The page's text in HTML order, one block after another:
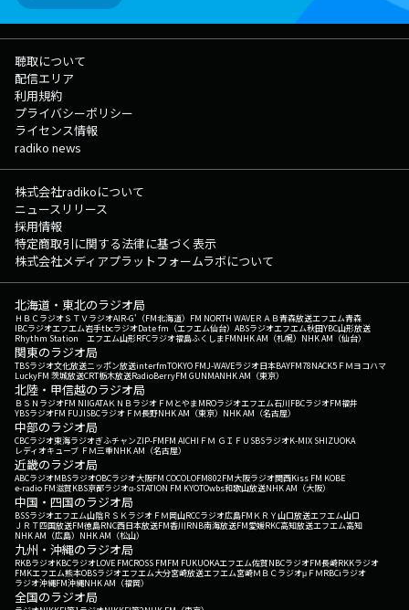
聴取について
配信エリア
利用規約
プライバシーポリシー
ライセンス情報
radiko news
株式会社radikoについて
ニュースリリース
採用情報
特定商取引に関する法律に基づく表示
株式会社メディアプラットフォームラボについて
北海道・東北のラジオ局
ＨＢＣラジオＳＴＶラジオAIR-G'（FM北海道） FM NORTH WAVEＲＡＢ青森放送エフエム青森
IBCラジオエフエム岩手tbcラジオDate fm（エフエム仙台） ABSラジオエフエム秋田YBC山形放送
Rhythm Station エフエム山形RFCラジオ福島ふくしまFMNHK AM（札幌） NHK AM（仙台）
関東のラジオ局
TBSラジオ文化放送ニッポン放送interfmTOKYO FMJ-WAVEラジオ日本BAYFM78NACK5 ＦＭヨコハマ
LuckyFM 茨城放送CRT栃木放送RadioBerryFM GUNMANHK AM（東京）
北陸・甲信越のラジオ局
ＢＳＮラジオFM NIIGATAＫＮＢラジオ ＦＭとやまMROラジオエフエム石川FBCラジオFM福井
YBSラジオFM FUJISBCラジオ ＦＭ長野NHK AM（東京） NHK AM（名古屋）
中部のラジオ局
CBCラジオ東海ラジオぎふチャンZIP-FMFM AICHI ＦＭ ＧＩＦＵ SBSラジオK-MIX SHIZUOKA
レディオキューブ ＦＭ三重NHK AM（名古屋）
近畿のラジオ局
ABCラジオMBSラジオOBCラジオ大阪FM COCOLOFM802FM大阪ラジオ関西Kiss FM KOBE
e-radio FM滋賀KBS京都ラジオα-STATION FM KYOTOwbs和歌山放送NHK AM（大阪）
中国・四国のラジオ局
BSSラジオエフエム山陰ＲＳＫラジオ ＦＭ岡山RCCラジオ広島FM ＫＲＹ山口放送エフエム山口
ＪＲＴ四国放送FM徳島RNC西日本放送FM香川RNB南海放送FM愛媛RKC高知放送エフエム高知
NHK AM（広島） NHK AM（松山）
九州・沖縄のラジオ局
RKBラジオKBCラジオLOVE FMCROSS FMFM FUKUOKAエフエム佐賀NBCラジオFM長崎RKKラジオ
FMKエフエム熊本OBSラジオエフエム大分宮崎放送エフエム宮崎ＭＢＣラジオμＦＭRBCiラジオ
ラジオ沖縄FM沖縄NHK AM（福岡）
全国のラジオ局